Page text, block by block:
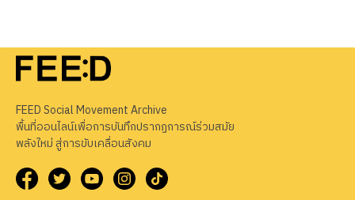
FEED Social Movement Archive
พื้นที่ออนไลน์เพื่อการบันทึกปรากฏการณ์ร่วมสมัย
พลังใหม่ สู่การขับเคลื่อนสังคม